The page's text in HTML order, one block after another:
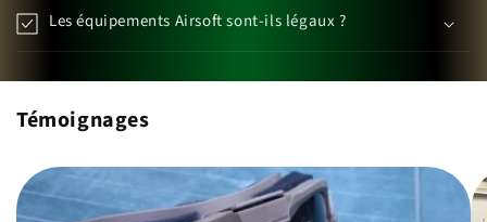
Les équipements Airsoft sont-ils légaux ?
Témoignages